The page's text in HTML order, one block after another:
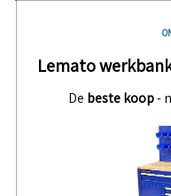
Lemato
De beste koop-